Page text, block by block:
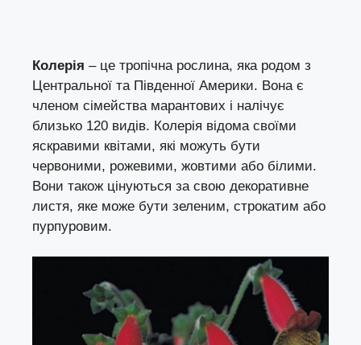
Колерія – це тропічна рослина, яка родом з
Центральної та Південної Америки. Вона є
членом сімейства марантових і налічує
близько 120 видів. Колерія відома своїми
яскравими квітами, які можуть бути
червоними, рожевими, жовтими або білими.
Вони також цінуються за свою декоративне
листя, яке може бути зеленим, строкатим або
пурпуровим.